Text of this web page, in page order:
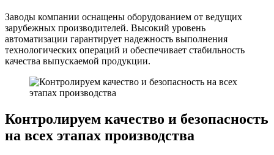
Заводы компании оснащены оборудованием от ведущих
зарубежных производителей. Высокий уровень
автоматизации гарантирует надежность выполнения
технологических операций и обеспечивает стабильность
качества выпускаемой продукции.
Контролируем качество и безопасность
на всех этапах производства